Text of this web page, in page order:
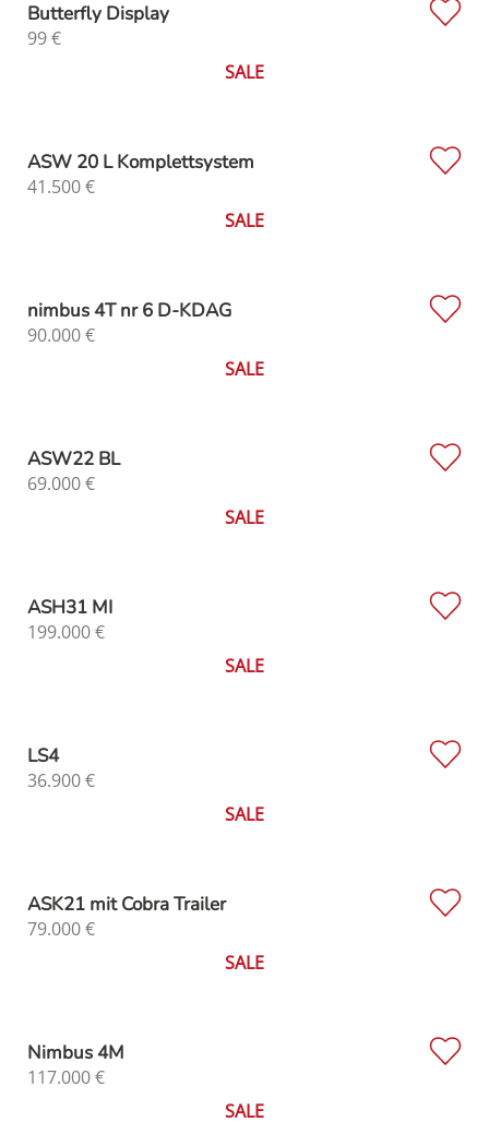
Butterfly Display
99€
SALE
ASW 20 L Komplettsystem
41.500€
SALE
nimbus 4T nr 6 D-KDAG
90.000€
SALE
ASW22 BL
69.000€
SALE
ASH31 MI
199.000€
SALE
LS4
36.900€
SALE
ASK21 mit Cobra Trailer
79.000€
SALE
Nimbus 4M
117.000€
SALE